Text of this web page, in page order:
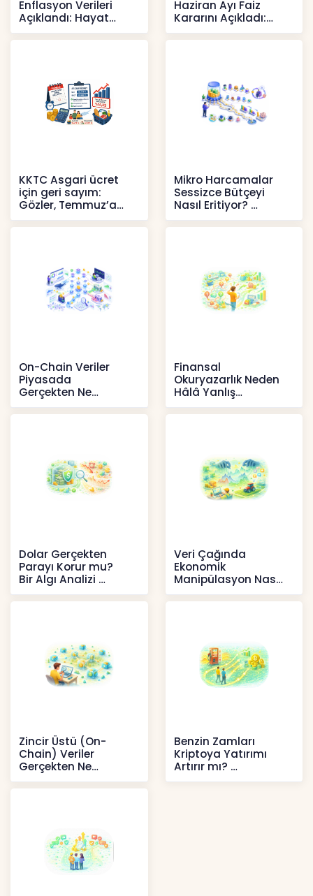
Enflasyon Verileri
Açıklandı: Hayat
Pahalılığı Yükselişini
Sür
Haziran Ayı Faiz
Kararını Açıkladı:
Politika Faizi Yüzde
37’de
KKTC Asgari ücret
için geri sayım:
Gözler, Temmuz’a
yansıması beklenen
artışta
Mikro Harcamalar
Sessizce Bütçeyi
Nasıl Eritiyor?
İçerikler
On-Chain Veriler
Piyasada
Gerçekten Ne
Anlatır?
Finansal
Okuryazarlık Neden
Hâlâ Yanlış
Anlaşılıyor?
Dolar Gerçekten
Parayı Korur mu?
Bir Algı Analizi
İçerikler
Veri Çağında
Ekonomik
Manipülasyon Nasıl
Şekil Değiştirdi?
Zincir Üstü (On-
Chain) Veriler
Gerçekten Ne
Anlatır?
Benzin Zamları
Kriptoya Yatırımı
Artırır mı?
Kripto